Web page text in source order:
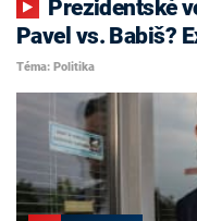
Pavel vs. Babiš?
Téma: Politika